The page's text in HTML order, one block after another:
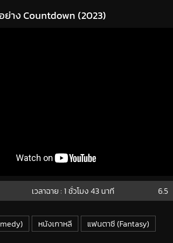
ย่าง Countdown (2023)
เวลาฉาย : 1 ชั่วโมง 43 นาที 6.5
หนังเกาหลี แฟนตาซี (Fantasy)